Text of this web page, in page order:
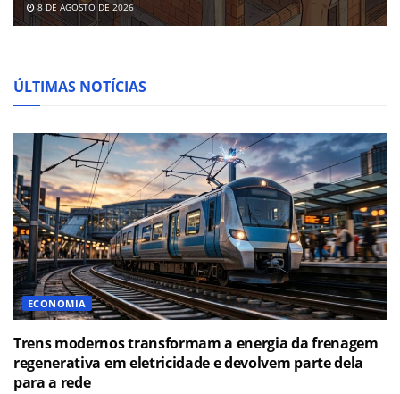
8 DE AGOSTO DE 2026
ÚLTIMAS NOTÍCIAS
ECONOMIA
Trens modernos transformam a energia da frenagem
regenerativa em eletricidade e devolvem parte dela
para a rede